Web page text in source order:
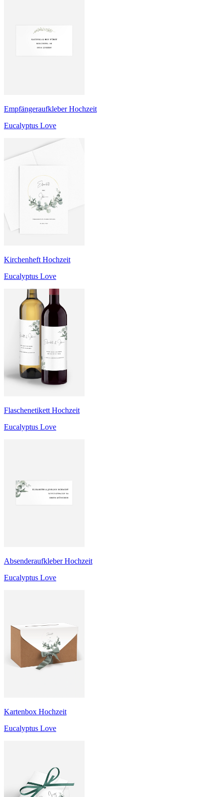
Empfängeraufkleber Hochzeit
Eucalyptus Love
Kirchenheft Hochzeit
Eucalyptus Love
Flaschenetikett Hochzeit
Eucalyptus Love
Absenderaufkleber Hochzeit
Eucalyptus Love
Kartenbox Hochzeit
Eucalyptus Love